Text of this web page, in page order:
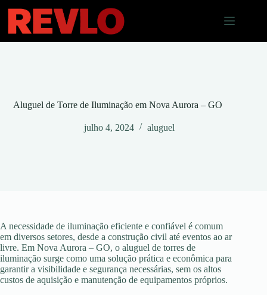
para
conteúdo
Aluguel de Torre de Iluminação em Nova Aurora – GO
julho 4, 2024 aluguel
A necessidade de iluminação eficiente e confiável é comum
em diversos setores, desde a construção civil até eventos ao ar
livre. Em Nova Aurora – GO, o aluguel de torres de
iluminação surge como uma solução prática e econômica para
garantir a visibilidade e segurança necessárias, sem os altos
custos de aquisição e manutenção de equipamentos próprios.